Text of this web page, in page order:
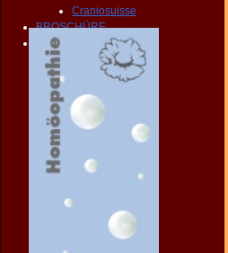
Craniosuisse
BROSCHÜRE
KONTAKT